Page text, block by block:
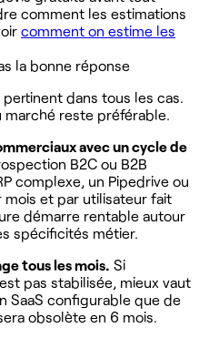
comment les estimations
comment on estime les
la bonne réponse
dans tous les cas.
marché reste préférable.
avec un cycle de
B2C ou B2B
complexe, un Pipedrive ou
mois et par utilisateur fait
démarre rentable autour
spécificités métier.
tous les mois. Si
pas stabilisée, mieux vaut
SaaS configurable que de
obsolète en 6 mois.